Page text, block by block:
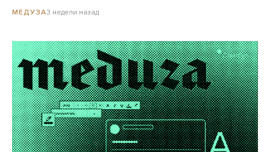
МЕДУЗА3 недели назад